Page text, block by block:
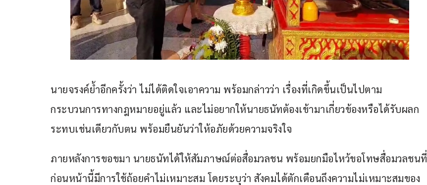
นายจรงค์ย้ำอีกครั้งว่า ไม่ได้ติดใจเอาความ พร้อมกล่าวว่า เรื่องที่เกิดขึ้นเป็นไปตาม
กระบวนการทางกฎหมายอยู่แล้ว และไม่อยากให้นายธนัทต้องเข้ามาเกี่ยวข้องหรือได้รับผลก
ระทบเช่นเดียวกับตน พร้อมยืนยันว่าให้อภัยด้วยความจริงใจ
ภายหลังการขอขมา นายธนัทได้ให้สัมภาษณ์ต่อสื่อมวลชน พร้อมยกมือไหว้ขอโทษสื่อมวลชนที่
ก่อนหน้านี้มีการใช้ถ้อยคำไม่เหมาะสม โดยระบุว่า สังคมได้ตักเตือนถึงความไม่เหมาะสมของ